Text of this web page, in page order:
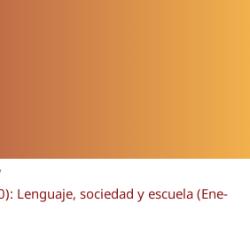
Lenguaje, sociedad y escuela (Ene-